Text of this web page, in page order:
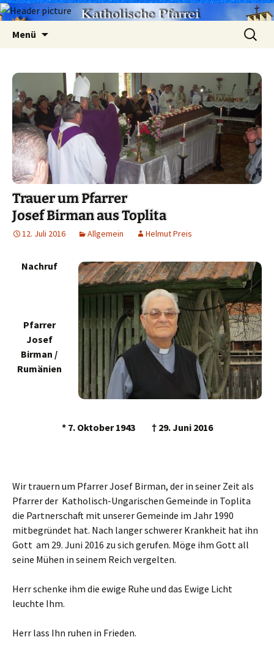
Menü
Suchen
nach:
Trauer um Pfarrer
Josef Birman aus Toplita
12. Juli 2016 Allgemein Helmut Preis
Nachruf
Pfarrer
Josef
Birman /
Rumänien
* 7. Oktober 1943 †29.Juni 2016
Wir trauern um Pfarrer Josef Birman, der in seiner Zeit als
Pfarrer der Katholisch-Ungarischen Gemeinde in Toplita
die Partnerschaft mit unserer Gemeinde im Jahr 1990
mitbegründet hat. Nach langer schwerer Krankheit hat ihn
Gott am 29. Juni 2016 zu sich gerufen. Möge ihm Gott all
seine Mühen in seinem Reich vergelten.
Herr schenke ihm die ewige Ruhe und das Ewige Licht
leuchte Ihm.
Herr lass Ihn ruhen in Frieden.